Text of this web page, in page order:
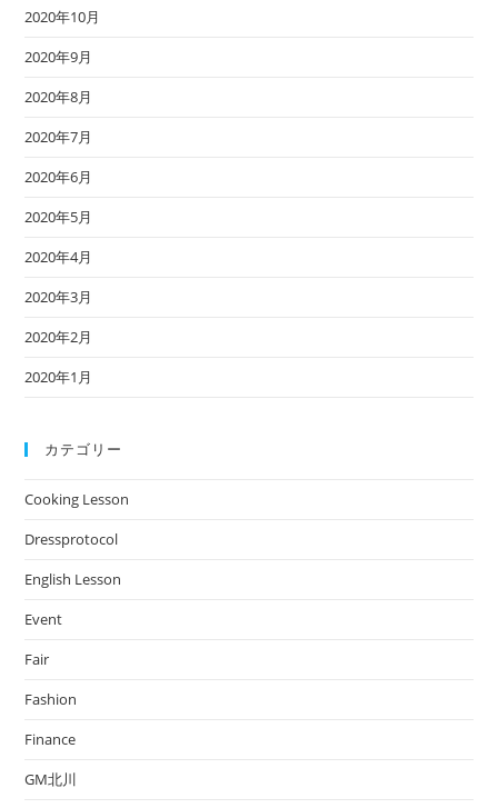
2020年10月
2020年9月
2020年8月
2020年7月
2020年6月
2020年5月
2020年4月
2020年3月
2020年2月
2020年1月
カテゴリー
Cooking Lesson
Dressprotocol
English Lesson
Event
Fair
Fashion
Finance
GM北川